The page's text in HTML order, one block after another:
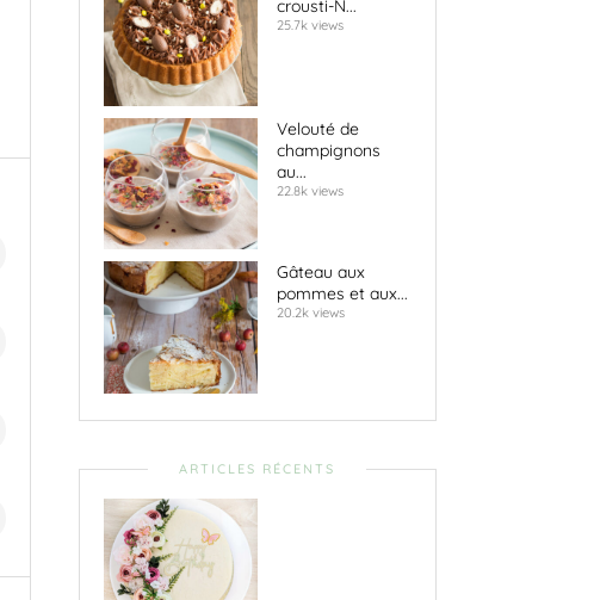
crousti-N...
25.7k views
Velouté de
champignons
au...
22.8k views
Gâteau aux
pommes et aux...
20.2k views
ARTICLES RÉCENTS